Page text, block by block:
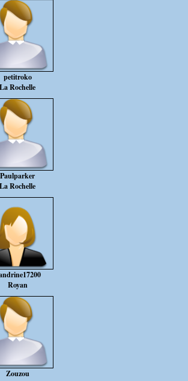
petitroko
La Rochelle
Paulparker
La Rochelle
Royan
Zouzou